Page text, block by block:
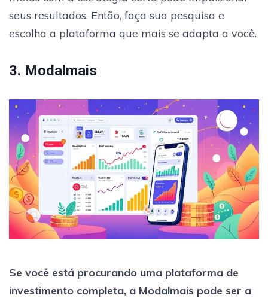
seus resultados. Então, faça sua pesquisa e
escolha a plataforma que mais se adapta a você.
3. Modalmais
Se você está procurando uma plataforma de
investimento completa, a Modalmais pode ser a